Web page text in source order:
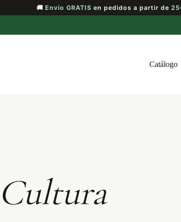
🚚Envío GRATIS en pedidos a partir de
Catálogo